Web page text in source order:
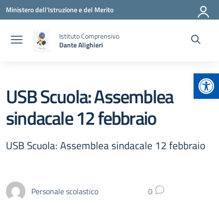
Vai ai contenuti
Vai al menu di navigazione
Vai al footer
Ministero dell'Istruzione e del Merito
Istituto Comprensivo
Dante Alighieri
USB Scuola: Assemblea
sindacale 12 febbraio
USB Scuola: Assemblea sindacale 12 febbraio
Personale scolastico 0